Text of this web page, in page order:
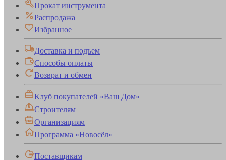
Прокат инструмента
Распродажа
Избранное
Доставка и подъем
Способы оплаты
Возврат и обмен
Клуб покупателей «Ваш Дом»
Строителям
Организациям
Программа «Новосёл»
Поставщикам